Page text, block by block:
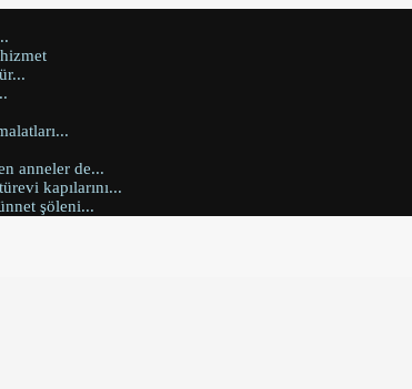
anneler de...
kapılarını...
şöleni...